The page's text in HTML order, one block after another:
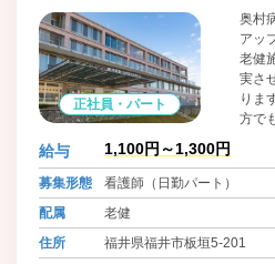
正社員・パート
奥村
アッ
老健
実さ
りま
方で
給与 1,100円～1,300円
募集形態
看護師（日勤パート）
配属
老健
住所
福井県福井市板垣5-201